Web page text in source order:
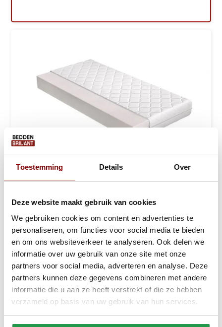
Toestemming Details Over
Deze website maakt gebruik van cookies
We gebruiken cookies om content en advertenties te
personaliseren, om functies voor social media te bieden
en om ons websiteverkeer te analyseren. Ook delen we
informatie over uw gebruik van onze site met onze
partners voor social media, adverteren en analyse. Deze
partners kunnen deze gegevens combineren met andere
informatie die u aan ze heeft verstrekt of die ze hebben
verzameld op basis van uw gebruik van hun services.
Ca. 1 tot 2 werkdagen
189,- 129,-
Bekijken